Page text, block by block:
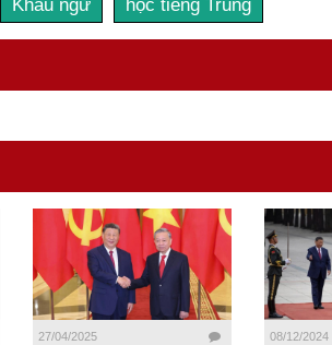
Khẩu ngữ học tiếng Trung
27/04/2025 08/12/2024